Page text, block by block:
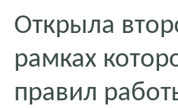
Открыла
рамках
правил